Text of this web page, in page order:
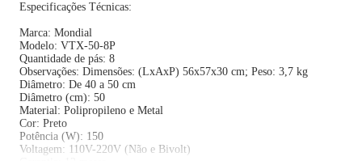
Especificações Técnicas:
Marca: Mondial
Modelo: VTX-50-8P
Quantidade de pás: 8
Observações: Dimensões: (LxAxP) 56x57x30 cm; Peso: 3,7 kg
Diâmetro: De 40 a 50 cm
Diâmetro (cm): 50
Material: Polipropileno e Metal
Cor: Preto
Potência (W): 150
Voltagem: 110V-220V (Não e Bivolt)